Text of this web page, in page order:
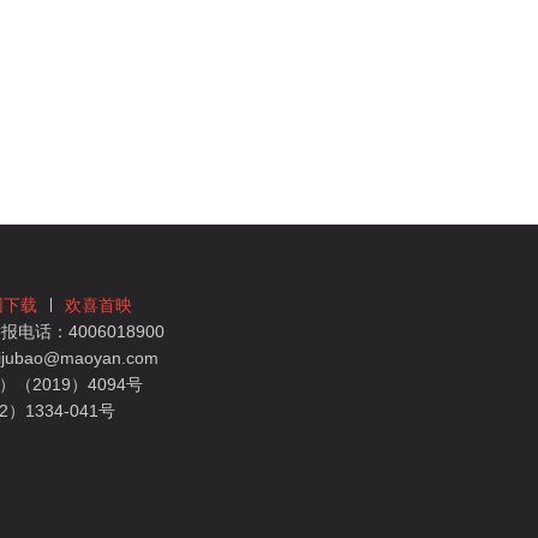
下载
欢喜首映
电话：4006018900
（2019）4094号
）1334-041号